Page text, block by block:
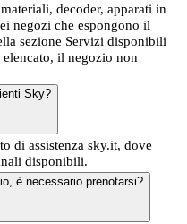
decoder, apparati in
negozi che espongono il
sezione Servizi disponibili
il negozio non
Sky?
di assistenza sky.it, dove
disponibili.
è necessario prenotarsi?